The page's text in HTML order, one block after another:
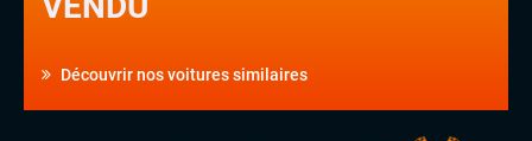
Découvrir nos voitures similaires